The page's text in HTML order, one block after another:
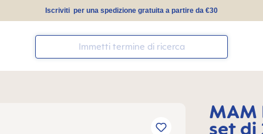
Iscriviti per una spedizione gratuita a partire da €30
MAM
set di